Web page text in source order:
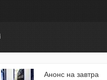
Анонс на завтра